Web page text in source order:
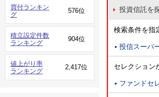
買付ランキン
グ
576位
積立設定件数
ランキング
904位
値上がり率
ランキング
2,417位
 投資信託を
検索条件を指
 投信スーパ
セレクション
 ファンドセ